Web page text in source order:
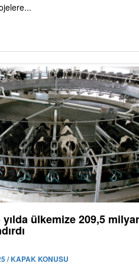
ülkemize 209,5
/ KAPAK KONUSU